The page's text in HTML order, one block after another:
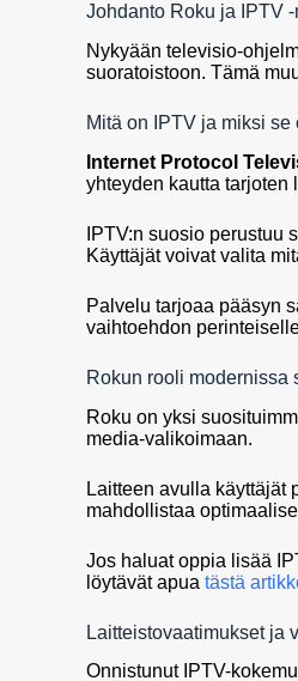
Johdanto Roku ja IPTV
Nykyään televisio-
suoratoistoon. Tämä
Mitä on IPTV ja miksi se
Internet Protocol
yhteyden kautta
IPTV:n suosio perustuu
Käyttäjät voivat valita
Palvelu tarjoaa pääsyn
vaihtoehdon
Rokun rooli modernissa
Roku on yksi
media-valikoimaan.
Laitteen avulla käyttäjät
mahdollistaa
Jos haluat oppia lisää
löytävät apua tästä
Laitteistovaatimukset ja
Onnistunut IPTV-